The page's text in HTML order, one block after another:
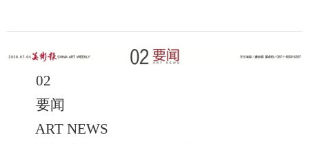
02
要闻
ART NEWS